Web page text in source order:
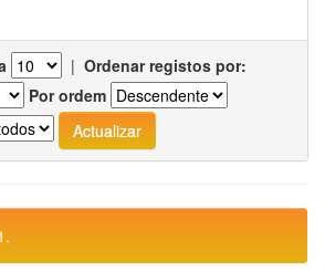
| Ordenar registos por:
Por ordem